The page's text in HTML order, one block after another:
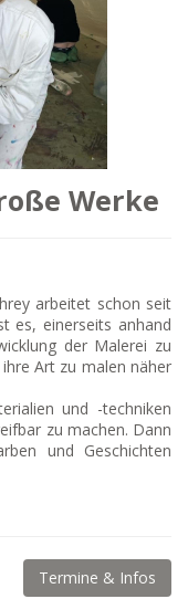
Werke
arbeitet schon seit
es, einerseits anhand
der Malerei zu
Art zu malen näher
und -techniken
zu machen. Dann
und Geschichten
Termine & Infos